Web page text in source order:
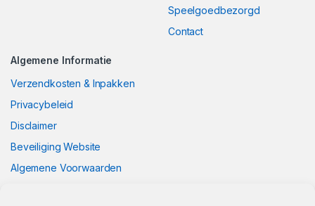
Speelgoedbezorgd
Contact
Algemene Informatie
Verzendkosten & Inpakken
Privacybeleid
Disclaimer
Beveiliging Website
Algemene Voorwaarden